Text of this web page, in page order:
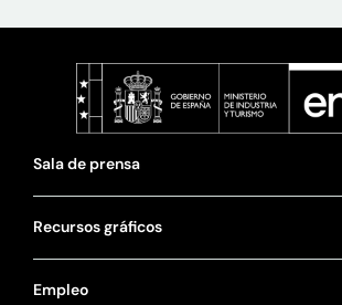
Sala de prensa
Recursos gráficos
Empleo